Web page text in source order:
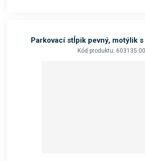
Parkovací stĺpik pevný, motýlik
Kód produktu: 603135.00